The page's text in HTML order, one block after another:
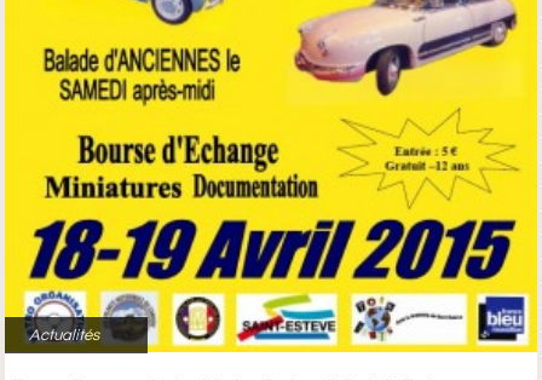
Actualités